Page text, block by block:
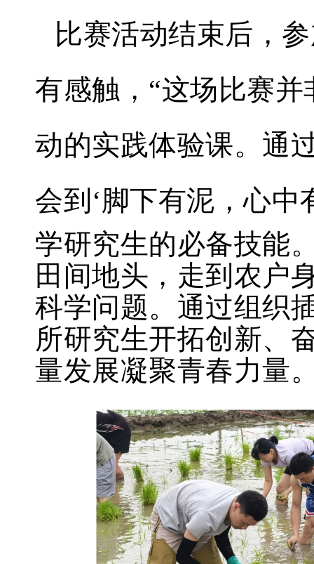
比赛活动结束后，
有感触，“这场比赛
动的实践体验课。通
会到‘脚下有泥，心中
学研究生的必备技能
田间地头，走到农户
科学问题。通过组织
所研究生开拓创新、
量发展凝聚青春力量